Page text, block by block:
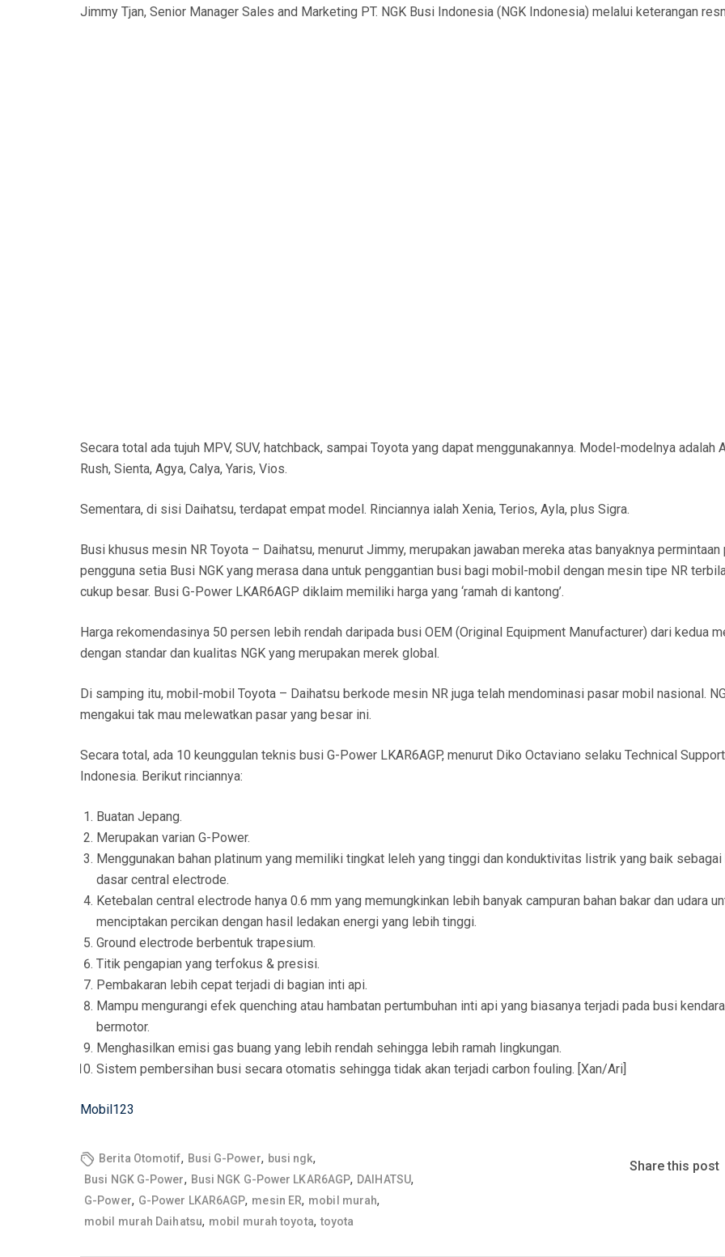
Jimmy Tjan, Senior Manager Sales and Marketing PT. NGK Busi Indonesia (NGK Indonesia) melalui keterangan
Secara total ada tujuh MPV, SUV, hatchback, sampai Toyota yang dapat menggunakannya. Model-modelnya adalah
Rush, Sienta, Agya, Calya, Yaris, Vios.
Sementara, di sisi Daihatsu, terdapat empat model. Rinciannya ialah Xenia, Terios, Ayla, plus Sigra.
Busi khusus mesin NR Toyota – Daihatsu, menurut Jimmy, merupakan jawaban mereka atas banyaknya permintaan
pengguna setia Busi NGK yang merasa dana untuk penggantian busi bagi mobil-mobil dengan mesin tipe NR
cukup besar. Busi G-Power LKAR6AGP diklaim memiliki harga yang ‘ramah di kantong’.
Harga rekomendasinya 50 persen lebih rendah daripada busi OEM (Original Equipment Manufacturer) dari kedua
dengan standar dan kualitas NGK yang merupakan merek global.
Di samping itu, mobil-mobil Toyota – Daihatsu berkode mesin NR juga telah mendominasi pasar mobil nasional.
mengakui tak mau melewatkan pasar yang besar ini.
Secara total, ada 10 keunggulan teknis busi G-Power LKAR6AGP, menurut Diko Octaviano selaku Technical
Indonesia. Berikut rinciannya:
Buatan Jepang.
Merupakan varian G-Power.
Menggunakan bahan platinum yang memiliki tingkat leleh yang tinggi dan konduktivitas listrik yang baik sebagai
dasar central electrode.
Ketebalan central electrode hanya 0.6 mm yang memungkinkan lebih banyak campuran bahan bakar dan udara
menciptakan percikan dengan hasil ledakan energi yang lebih tinggi.
Ground electrode berbentuk trapesium.
Titik pengapian yang terfokus & presisi.
Pembakaran lebih cepat terjadi di bagian inti api.
Mampu mengurangi efek quenching atau hambatan pertumbuhan inti api yang biasanya terjadi pada busi
bermotor.
Menghasilkan emisi gas buang yang lebih rendah sehingga lebih ramah lingkungan.
Sistem pembersihan busi secara otomatis sehingga tidak akan terjadi carbon fouling. [Xan/Ari]
Mobil123
Berita Otomotif, Busi G-Power, busi ngk,
Busi NGK G-Power, Busi NGK G-Power LKAR6AGP, DAIHATSU,
G-Power, G-Power LKAR6AGP, mesin ER, mobil murah,
mobil murah Daihatsu, mobil murah toyota, toyota
Share this post